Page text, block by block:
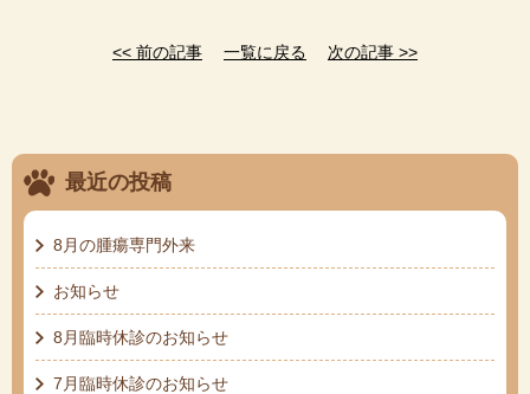
<< 前の記事 一覧に戻る 次の記事 >>
最近の投稿
8月の腫瘍専門外来
お知らせ
8月臨時休診のお知らせ
7月臨時休診のお知らせ